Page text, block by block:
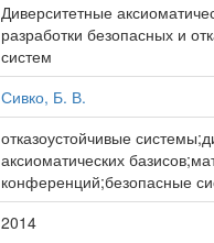
Диверситетные
разработки безопасных и
систем
Сивко, Б. В.
отказоустойчивые
аксиоматических
конференций;безопасные
2014